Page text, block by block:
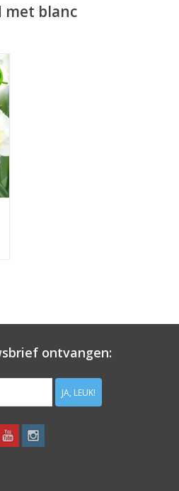
met blanc
ontvangen:
JA, LEUK!